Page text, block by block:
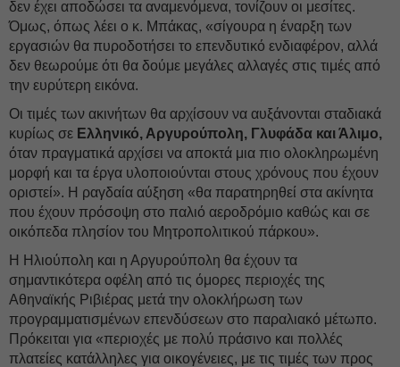
δεν έχει αποδώσει τα αναμενόμενα, τονίζουν οι μεσίτες.
Όμως, όπως λέει ο κ. Μπάκας, «σίγουρα η έναρξη των
εργασιών θα πυροδοτήσει το επενδυτικό ενδιαφέρον, αλλά
δεν θεωρούμε ότι θα δούμε μεγάλες αλλαγές στις τιμές από
την ευρύτερη εικόνα.
Οι τιμές των ακινήτων θα αρχίσουν να αυξάνονται σταδιακά
κυρίως σε Ελληνικό, Αργυρούπολη, Γλυφάδα και Άλιμο,
όταν πραγματικά αρχίσει να αποκτά μια πιο ολοκληρωμένη
μορφή και τα έργα υλοποιούνται στους χρόνους που έχουν
οριστεί». Η ραγδαία αύξηση «θα παρατηρηθεί στα ακίνητα
που έχουν πρόσοψη στο παλιό αεροδρόμιο καθώς και σε
οικόπεδα πλησίον του Μητροπολιτικού πάρκου».
Η Ηλιούπολη και η Αργυρούπολη θα έχουν τα
σημαντικότερα οφέλη από τις όμορες περιοχές της
Αθηναϊκής Ριβιέρας μετά την ολοκλήρωση των
προγραμματισμένων επενδύσεων στο παραλιακό μέτωπο.
Πρόκειται για «περιοχές με πολύ πράσινο και πολλές
πλατείες κατάλληλες για οικογένειες, με τις τιμές των προς